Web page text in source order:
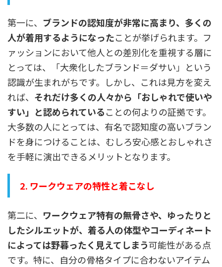
第一に、 ブランドの認知度が非常に高まり、多くの
人が着用するようになったことが挙げられます。フ
ァッションにおいて他人との差別化を重視する層に
とっては、「大衆化したブランド＝ダサい」という
認識が生まれがちです。しかし、これは見方を変え
れば、 それだけ多くの人々から「おしゃれで使いや
すい」と認められていることの何よりの証拠です。
大多数の人にとっては、有名で認知度の高いブラン
ドを身につけることは、むしろ安心感とおしゃれさ
を手軽に演出できるメリットとなります。
2. ワークウェアの特性と着こなし
第二に、 ワークウェア特有の無骨さや、ゆったりと
したシルエットが、着る人の体型やコーディネート
によっては野暮ったく見えてしまう可能性がある点
です。特に、自分の骨格タイプに合わないアイテム